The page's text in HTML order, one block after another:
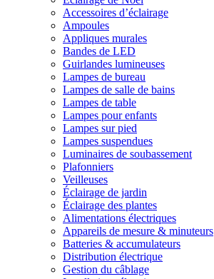
Accessoires d’éclairage
Ampoules
Appliques murales
Bandes de LED
Guirlandes lumineuses
Lampes de bureau
Lampes de salle de bains
Lampes de table
Lampes pour enfants
Lampes sur pied
Lampes suspendues
Luminaires de soubassement
Plafonniers
Veilleuses
Éclairage de jardin
Éclairage des plantes
Alimentations électriques
Appareils de mesure & minuteurs
Batteries & accumulateurs
Distribution électrique
Gestion du câblage